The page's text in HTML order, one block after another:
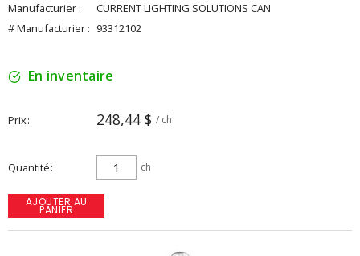
Manufacturier :
CURRENT LIGHTING SOLUTIONS CAN
# Manufacturier : 93312102
En inventaire
Prix 248,44 $ / ch
Quantité ch
AJOUTER AU
PANIER